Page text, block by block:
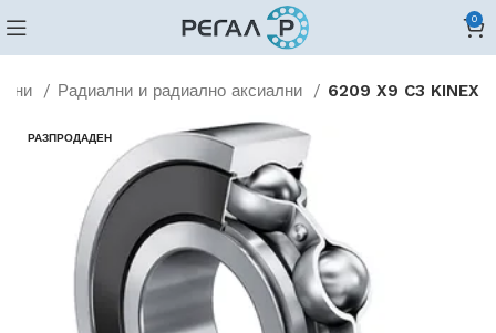
0
Радиални и радиално аксиални 6209 X9 C3 KINEX
РАЗПРОДАДЕН